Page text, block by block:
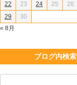
« 8月
22
23 24 25 26
29
30
ブログ内検索